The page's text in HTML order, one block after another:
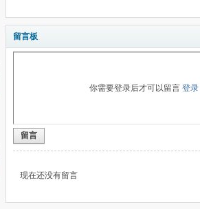
留言板
你需要登录后才可以留言 登录|
留言
现在还没有留言